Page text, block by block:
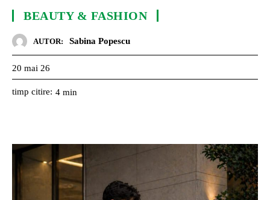
BEAUTY & FASHION
AUTOR: Sabina Popescu
20 mai 26
timp citire: 4 min